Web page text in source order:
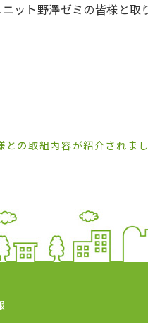
ット野澤ゼミの皆様と取
との取組内容が紹介されま